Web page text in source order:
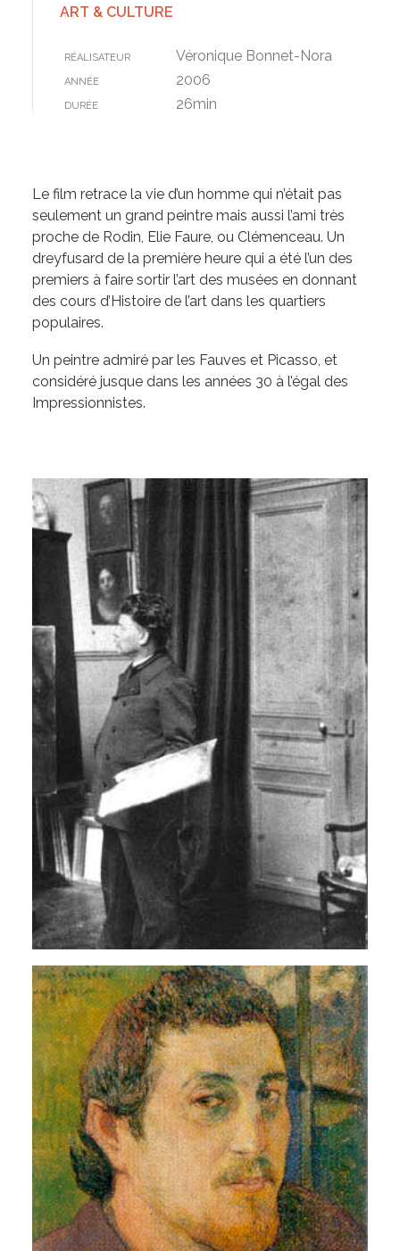
ART & CULTURE
RÉALISATEUR Véronique Bonnet-Nora
ANNÉE 2006
DURÉE 26min
Le film retrace la vie d’un homme qui n’était pas
seulement un grand peintre mais aussi l’ami très
proche de Rodin, Elie Faure, ou Clémenceau. Un
dreyfusard de la première heure qui a été l’un des
premiers à faire sortir l’art des musées en donnant
des cours d’Histoire de l’art dans les quartiers
populaires.
Un peintre admiré par les Fauves et Picasso, et
considéré jusque dans les années 30 à l’égal des
Impressionnistes.